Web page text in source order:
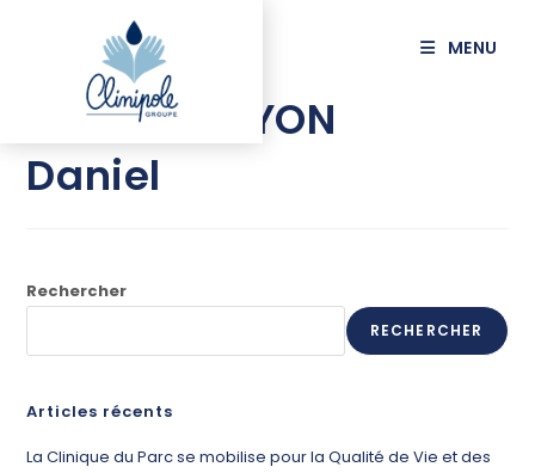
MENU
MARTIN BAYON
Daniel
Rechercher
RECHERCHER
Articles récents
La Clinique du Parc se mobilise pour la Qualité de Vie et des